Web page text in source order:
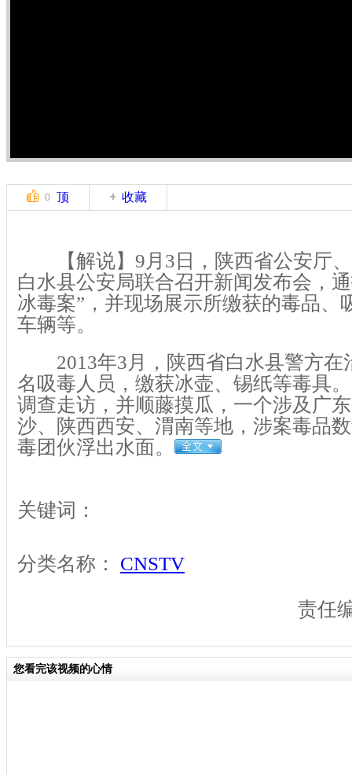
0 顶 收藏
【解说】9月3日，陕西省公安厅、
白水县公安局联合召开新闻发布会，
冰毒案”，并现场展示所缴获的毒品、
车辆等。
2013年3月，陕西省白水县警方在
名吸毒人员，缴获冰壶、锡纸等毒具
调查走访，并顺藤摸瓜，一个涉及广
沙、陕西西安、渭南等地，涉案毒品
毒团伙浮出水面。
关键词：
分类名称： CNSTV
责任
您看完该视频的心情